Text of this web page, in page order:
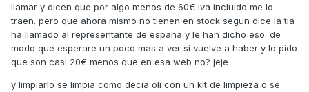
llamar y dicen que por algo menos de 60€ iva incluido me lo
traen. pero que ahora mismo no tienen en stock segun dice la tia
ha llamado al representante de españa y le han dicho eso. de
modo que esperare un poco mas a ver si vuelve a haber y lo pido
que son casi 20€ menos que en esa web no? jeje
y limpiarlo se limpia como decia oli con un kit de limpieza o se